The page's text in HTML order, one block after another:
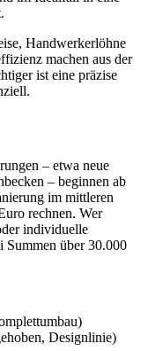
Handwerkerlöhne
machen aus der
ist eine präzise
– etwa neue
– beginnen ab
im mittleren
rechnen. Wer
individuelle
Summen über 30.000
Designlinie)